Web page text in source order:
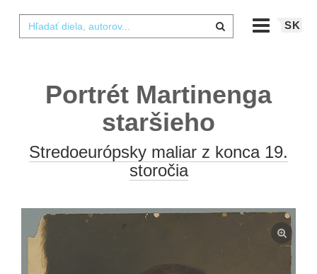
SK
Portrét Martinenga
staršieho
Stredoeurópsky maliar z konca 19.
storočia